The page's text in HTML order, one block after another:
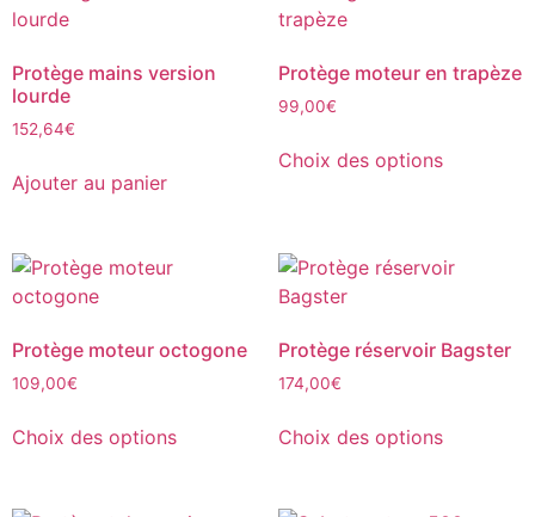
Protège mains version
lourde
152,64€
Ajouter au panier
Protège moteur en trapèze
99,00€
Choix des options
Protège moteur octogone
109,00€
Choix des options
Protège réservoir Bagster
174,00€
Choix des options